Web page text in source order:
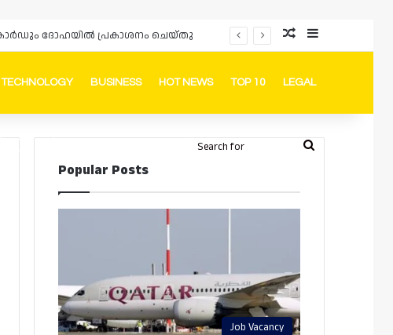
Random Article
Sidebar
TECHNOLOGY BUSINESS HOT NEWS TOP 10 LEGAL
FacebookInstagram
Telegram
Whatsapp Random Article
Switch skin
Search
Popular Posts
Job Vacancy